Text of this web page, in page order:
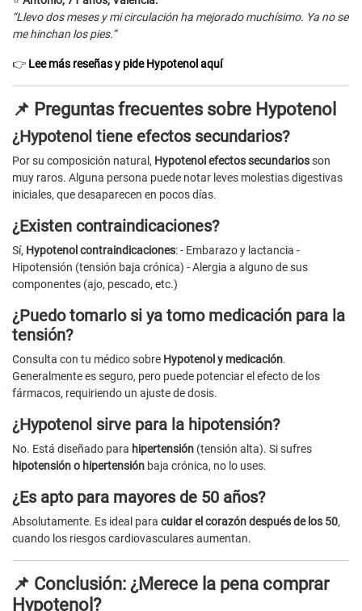
“Llevo dos meses y mi circulación ha mejorado muchísimo. Ya no se
me hinchan los pies.”
👉 Lee más reseñas y pide Hypotenol aquí
📌 Preguntas frecuentes sobre Hypotenol
¿Hypotenol tiene efectos secundarios?
Por su composición natural, Hypotenol efectos secundariosson
muy raros. Alguna persona puede notar leves molestias digestivas
iniciales, que desaparecen en pocos días.
¿Existen contraindicaciones?
Sí, Hypotenol contraindicaciones: - Embarazo y lactancia -
Hipotensión (tensión baja crónica) - Alergia a alguno de sus
componentes (ajo, pescado, etc.)
¿Puedo tomarlo si ya tomo medicación para la
tensión?
Consulta con tu médico sobre Hypotenol y medicación.
Generalmente es seguro, pero puede potenciar el efecto de los
fármacos, requiriendo un ajuste de dosis.
¿Hypotenol sirve para la hipotensión?
No. Está diseñado para hipertensión (tensión alta). Si sufres
hipotensión o hipertensión baja crónica, no lo uses.
¿Es apto para mayores de 50 años?
Absolutamente. Es ideal para cuidar el corazón después de los 50,
cuando los riesgos cardiovasculares aumentan.
📌 Conclusión: ¿Merece la pena comprar
Hypotenol?